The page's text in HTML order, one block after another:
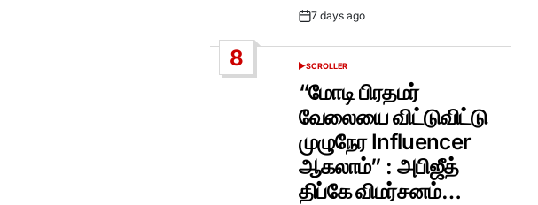
Post7 days ago
8
POSTED
SCROLLER
“மோடி பிரதமர்
வேலையை விட்டுவிட்டு
முழுநேர Influencer
ஆகலாம்” : அபிஜீத்
திப்கே விமர்சனம்…